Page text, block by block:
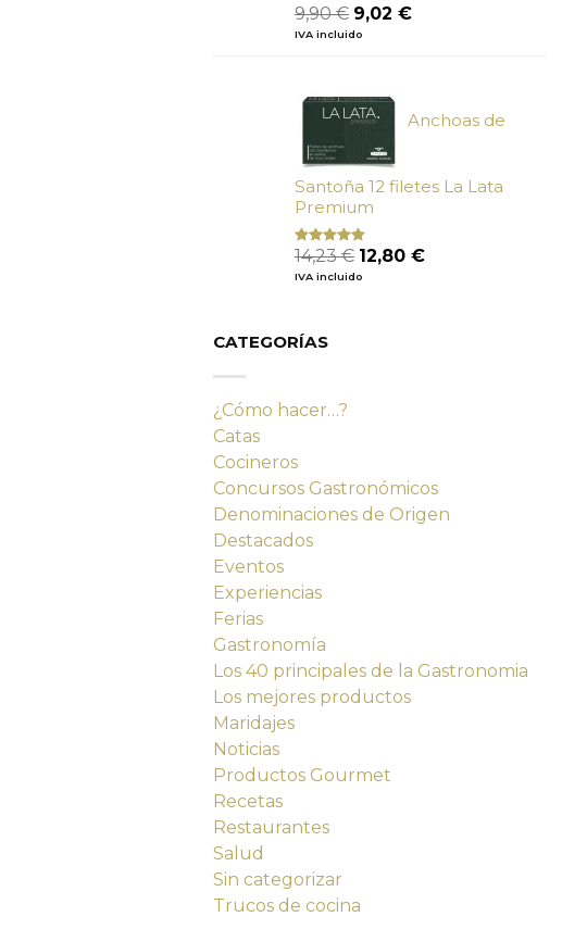
9,90€ El
precio
9,90 €.
9,02 €El
IVA incluido
Anchoas de
Santoña 12 filetes La Lata
Premium
Valorado
con
de 5
14,23€ El
precio
12,80 €El
IVA incluido
CATEGORÍAS
¿Cómo hacer…?
Catas
Cocineros
Concursos Gastronómicos
Denominaciones de Origen
Destacados
Eventos
Experiencias
Ferias
Gastronomía
Los 40 principales de la Gastronomia
Los mejores productos
Maridajes
Noticias
Productos Gourmet
Recetas
Restaurantes
Salud
Sin categorizar
Trucos de cocina